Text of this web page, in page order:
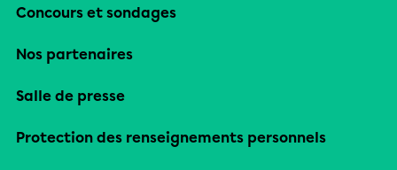
Concours et sondages
Nos partenaires
Salle de presse
Protection des renseignements personnels